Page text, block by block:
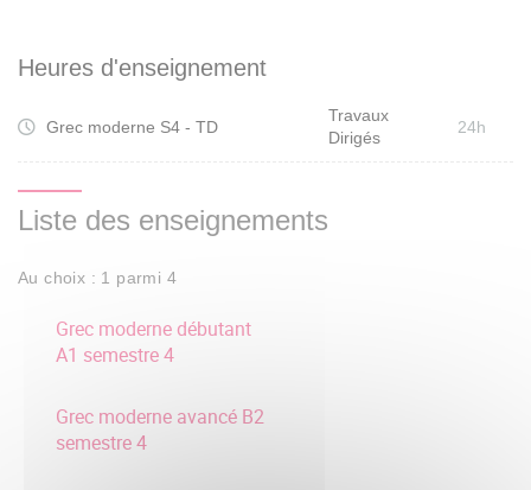
Heures d'enseignement
Grec moderne S4 - TD
Travaux
Dirigés
24h
Liste des enseignements
Au choix : 1 parmi 4
Grec moderne débutant
A1 semestre 4
Grec moderne avancé B2
semestre 4